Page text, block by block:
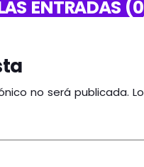
ENTRADAS
no será publicada.